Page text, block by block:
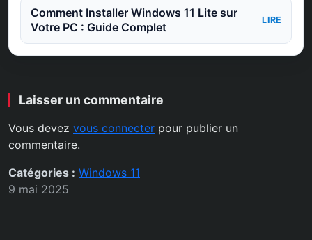
Comment Installer Windows 11 Lite sur
Votre PC : Guide Complet
LIRE
Laisser un commentaire
Vous devez vous connecter pour publier un
commentaire.
Catégories : Windows 11
9 mai 2025